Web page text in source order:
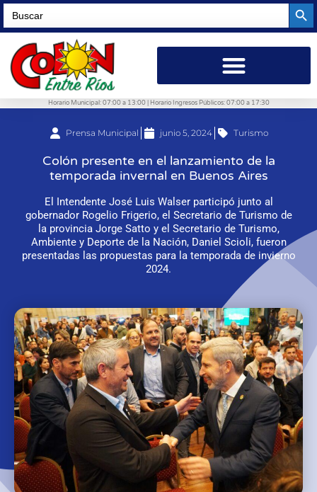
Search
for:
Horario Municipal: 07:00 a 13:00 | Horario Ingresos Públicos: 07:00 a 17:30
Prensa Municipal junio 5, 2024 Turismo
Colón presente en el lanzamiento de la
temporada invernal en Buenos Aires
El Intendente José Luis Walser participó junto al
gobernador Rogelio Frigerio, el Secretario de Turismo de
la provincia Jorge Satto y el Secretario de Turismo,
Ambiente y Deporte de la Nación, Daniel Scioli, fueron
presentadas las propuestas para la temporada de invierno
2024.